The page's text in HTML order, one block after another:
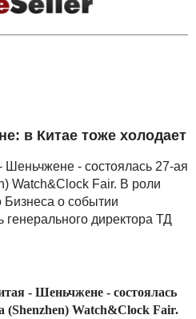
в Китае тоже холодает
Шеньчжене - состоялась 27-ая
Watch&Clock Fair. В роли
Бизнеса о событии
генерального директора ТД
- Шеньчжене - состоялась
(Shenzhen) Watch&Clock Fair.